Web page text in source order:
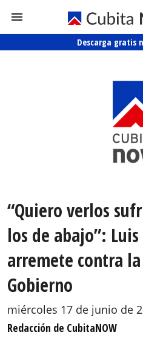
Descarga gratis
“Quiero verlos
los de abajo”:
arremete contra
Gobierno
miércoles 17 de junio de
Redacción de CubitaNOW